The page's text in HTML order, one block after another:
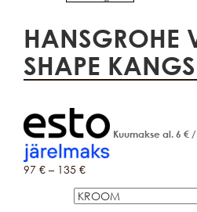
HANSGROHE
SHAPE
Kuumakse al. 6 € /
97 € – 135 €